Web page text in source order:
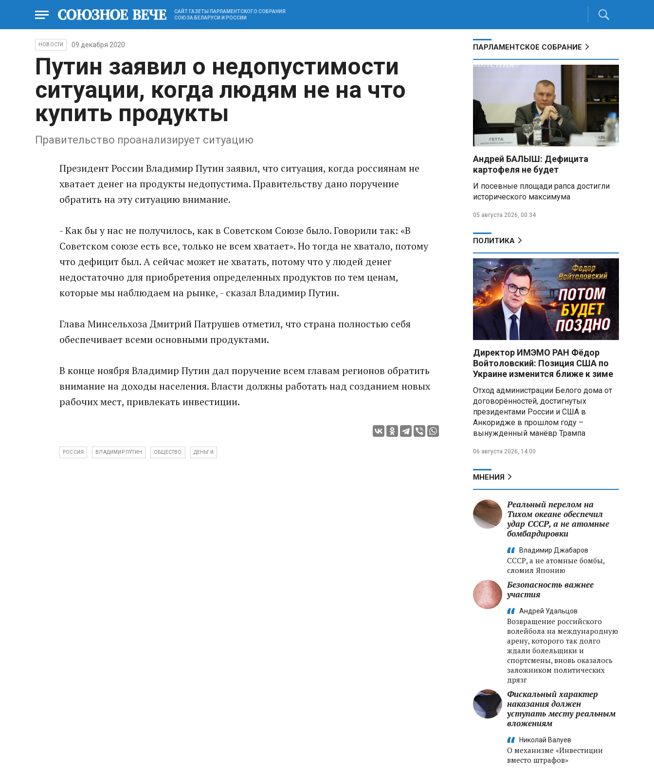
САЙТ ГАЗЕТЫ ПАРЛАМЕНТСКОГО СОБРАНИЯ
СОЮЗА БЕЛАРУСИ И РОССИИ
НОВОСТИ 09 декабря 2020
Путин заявил о недопустимости
ситуации, когда людям не на что
купить продукты
Правительство проанализирует ситуацию
Президент России Владимир Путин заявил, что ситуация, когда россиянам не
хватает денег на продукты недопустима. Правительству дано поручение
обратить на эту ситуацию внимание.
- Как бы у нас не получилось, как в Советском Союзе было. Говорили так: «В
Советском союзе есть все, только не всем хватает». Но тогда не хватало, потому
что дефицит был. А сейчас может не хватать, потому что у людей денег
недостаточно для приобретения определенных продуктов по тем ценам,
которые мы наблюдаем на рынке, - сказал Владимир Путин.
Глава Минсельхоза Дмитрий Патрушев отметил, что страна полностью себя
обеспечивает всеми основными продуктами.
В конце ноября Владимир Путин дал поручение всем главам регионов обратить
внимание на доходы населения. Власти должны работать над созданием новых
рабочих мест, привлекать инвестиции.
РОССИЯ ВЛАДИМИР ПУТИН ОБЩЕСТВО ДЕНЬГИ
ПАРЛАМЕНТСКОЕ СОБРАНИЕ
Андрей БАЛЫШ: Дефицита
картофеля не будет
И посевные площади рапса достигли
исторического максимума
05 августа 2026, 00:34
ПОЛИТИКА
Директор ИМЭМО РАН Фёдор
Войтоловский: Позиция США по
Украине изменится ближе к зиме
Отход администрации Белого дома от
договорённостей, достигнутых
президентами России и США в
Анкоридже в прошлом году –
вынужденный манёвр Трампа
06 августа 2026, 14:00
МНЕНИЯ
Реальный перелом на
Тихом океане обеспечил
удар СССР, а не атомные
бомбардировки
Владимир Джабаров
СССР, а не атомные бомбы,
сломил Японию
Безопасность важнее
участия
Андрей Удальцов
Возвращение российского
волейбола на международную
арену, которого так долго
ждали болельщики и
спортсмены, вновь оказалось
заложником политических
дрязг
Фискальный характер
наказания должен
уступать месту реальным
вложениям
Николай Валуев
О механизме «Инвестиции
вместо штрафов»